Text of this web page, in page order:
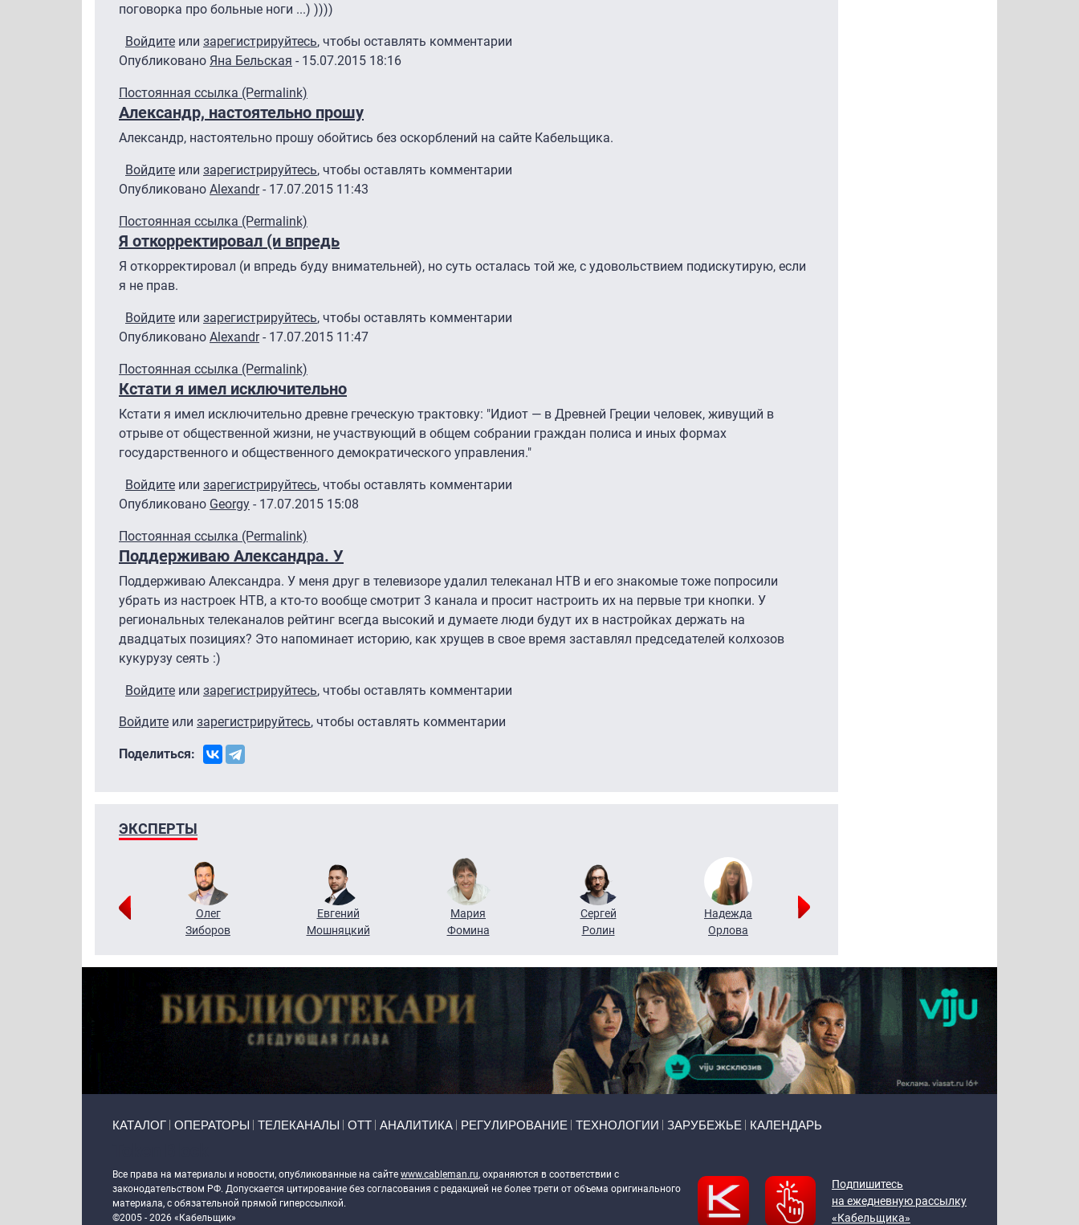
поговорка про больные ноги ...) ))))
Войдите или зарегистрируйтесь, чтобы оставлять комментарии
Опубликовано Яна Бельская - 15.07.2015 18:16
Постоянная ссылка (Permalink)
Александр, настоятельно прошу
Александр, настоятельно прошу обойтись без оскорблений на сайте Кабельщика.
Войдите или зарегистрируйтесь, чтобы оставлять комментарии
Опубликовано Alexandr- 17.07.2015 11:43
Ответ наАлександр, настоятельно прошу
Постоянная ссылка (Permalink)
Я откорректировал (и впредь
Я откорректировал (и впредь буду внимательней), но суть осталась той же, с удовольствием подискутирую, если
я не прав.
Войдите или зарегистрируйтесь, чтобы оставлять комментарии
Опубликовано Alexandr- 17.07.2015 11:47
Ответ наАлександр, настоятельно прошу
Постоянная ссылка (Permalink)
Кстати я имел исключительно
Кстати я имел исключительно древне греческую трактовку: "Идиот — в Древней Греции человек, живущий в
отрыве от общественной жизни, не участвующий в общем собрании граждан полиса и иных формах
государственного и общественного демократического управления."
Войдите или зарегистрируйтесь, чтобы оставлять комментарии
Опубликовано Georgy - 17.07.2015 15:08
Постоянная ссылка (Permalink)
Поддерживаю Александра. У
Поддерживаю Александра. У меня друг в телевизоре удалил телеканал НТВ и его знакомые тоже попросили
убрать из настроек НТВ, а кто-то вообще смотрит 3 канала и просит настроить их на первые три кнопки. У
региональных телеканалов рейтинг всегда высокий и думаете люди будут их в настройках держать на
двадцатых позициях? Это напоминает историю, как хрущев в свое время заставлял председателей колхозов
кукурузу сеять :)
Войдите или зарегистрируйтесь, чтобы оставлять комментарии
Войдите или зарегистрируйтесь, чтобы оставлять комментарии
Поделиться:
ЭКСПЕРТЫ
Олег
Зиборов
Евгений
Мошняцкий
Мария
Фомина
Сергей
Ролин
Надежда
Орлова
КАТАЛОГ ОПЕРАТОРЫ ТЕЛЕКАНАЛЫ ОТТ АНАЛИТИКА РЕГУЛИРОВАНИЕ ТЕХНОЛОГИИ ЗАРУБЕЖЬЕ КАЛЕНДАРЬ
Все права на материалы и новости, опубликованные на сайте www.cableman.ru, охраняются в соответствии с
законодательством РФ. Допускается цитирование без согласования с редакцией не более трети от объема оригинального
материала, с обязательной прямой гиперссылкой.
©2005 - 2026 «Кабельщик»
Подпишитесь
на ежедневную рассылку
«Кабельщика»